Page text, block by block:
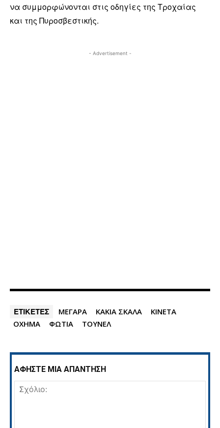
να συμμορφώνονται στις οδηγίες της Τροχαίας
και της Πυροσβεστικής.
- Advertisement -
ΕΤΙΚΕΤΕΣ ΜΕΓΑΡΑ ΚΑΚΙΑ ΣΚΑΛΑ
ΚΙΝΕΤΑ
ΟΧΗΜΑ
ΦΩΤΙΑ ΤΟΥΝΕΛ
ΑΦΗΣΤΕ ΜΙΑ ΑΠΑΝΤΗΣΗ